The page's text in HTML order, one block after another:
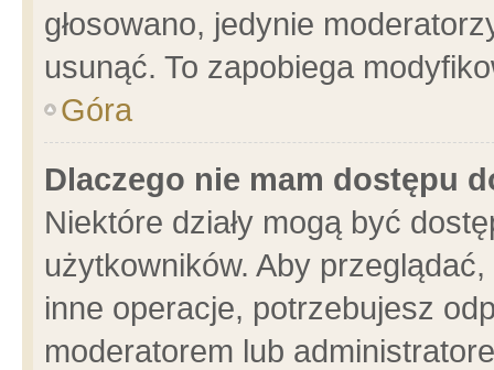
głosowano, jedynie
usunąć. To zapobiega
Góra
Dlaczego nie mam dostępu
Niektóre działy mogą być
użytkowników. Aby
inne operacje, potrzebujesz
moderatorem lub